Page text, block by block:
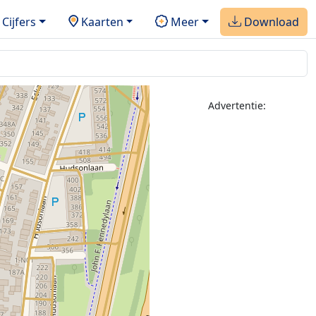
Cijfers Kaarten Meer Download
Advertentie: